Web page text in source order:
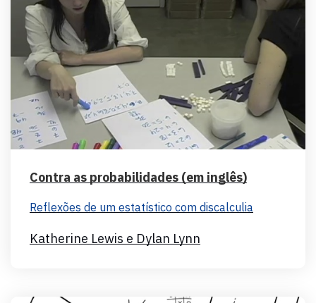
Contra as probabilidades (em inglês)
Reflexões de um estatístico com discalculia
Katherine Lewis e Dylan Lynn